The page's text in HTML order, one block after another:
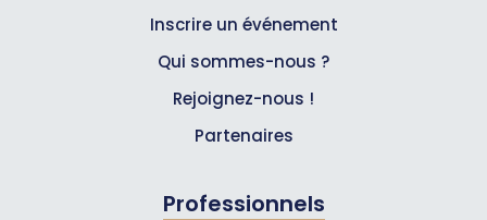
Inscrire un événement
Qui sommes-nous ?
Rejoignez-nous !
Partenaires
Professionnels